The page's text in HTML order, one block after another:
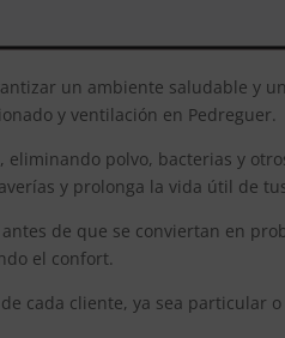
un ambiente saludable y
y ventilación en Pedreguer.
polvo, bacterias y
y prolonga la vida útil de
de que se conviertan en
el confort.
cada cliente, ya sea particular